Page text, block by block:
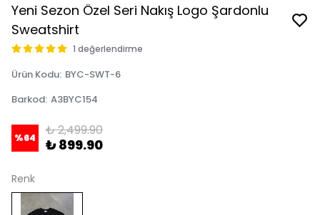
Yeni Sezon Özel Seri Nakış Logo Şardonlu
Sweatshirt
1 değerlendirme
Ürün Kodu: BYC-SWT-6
Barkod: A3BYC154
%64 ₺ 2,499.90
₺ 899.90
Renk